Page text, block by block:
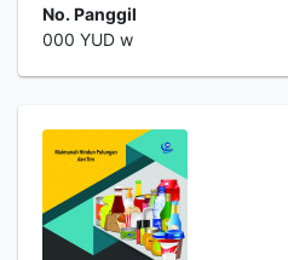
No. Panggil
000 YUD w